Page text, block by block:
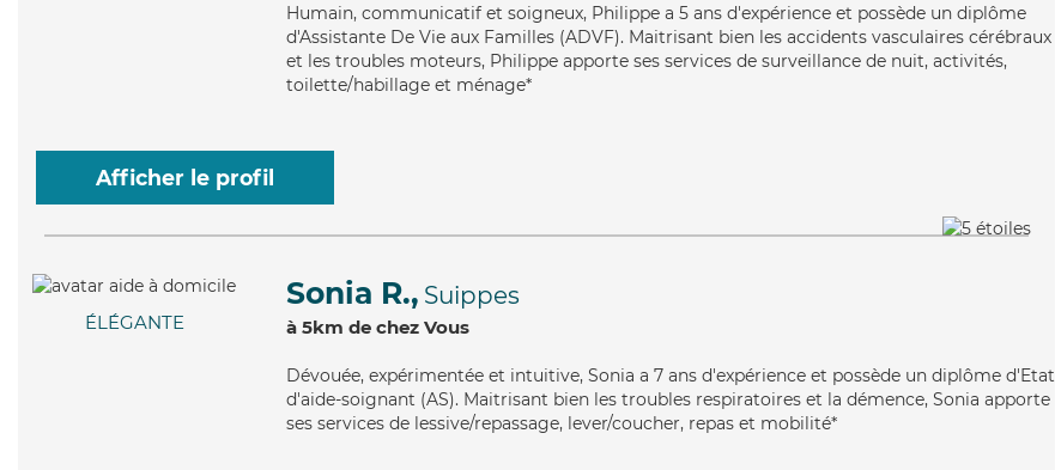
Humain, communicatif et soigneux, Philippe a 5 ans d'expérience et possède un diplôme
d'Assistante De Vie aux Familles (ADVF). Maitrisant bien les accidents vasculaires cérébraux
et les troubles moteurs, Philippe apporte ses services de surveillance de nuit, activités,
toilette/habillage et ménage*
Afficher le profil
ÉLÉGANTE
Sonia R., Suippes
à 5km de chez Vous
Dévouée, expérimentée et intuitive, Sonia a 7 ans d'expérience et possède un diplôme d'Etat
d'aide-soignant (AS). Maitrisant bien les troubles respiratoires et la démence, Sonia apporte
ses services de lessive/repassage, lever/coucher, repas et mobilité*